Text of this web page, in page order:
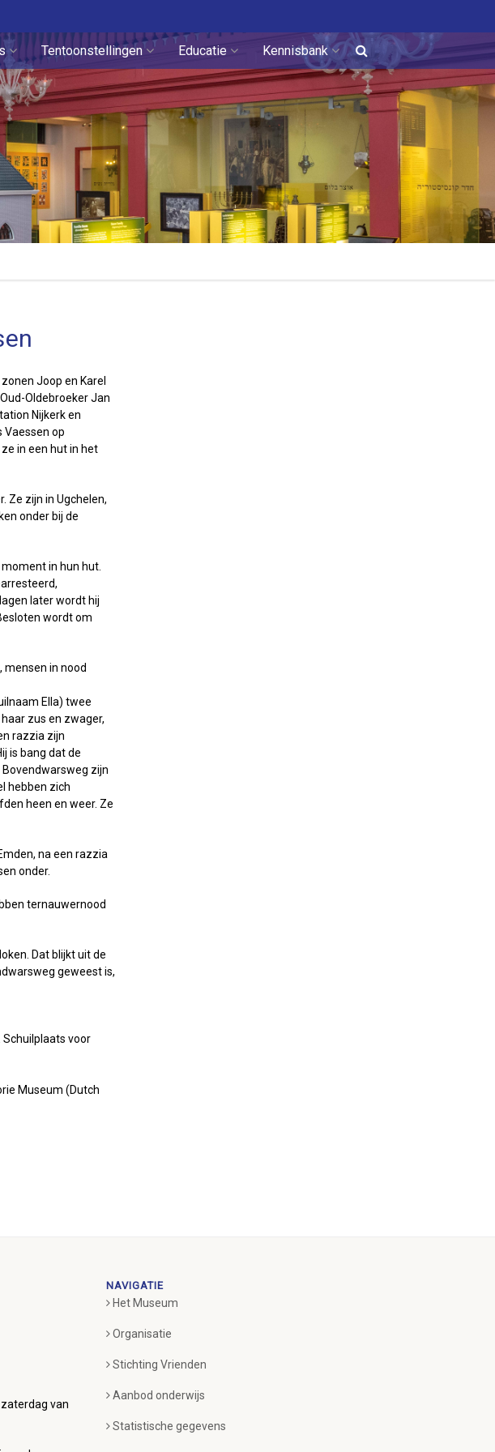
Tentoonstellingen Educatie Kennisbank
Joop en Karel
Oldebroeker Jan
Nijkerk en
Vaessen op
in een hut in het
Ze zijn in Ugchelen,
onder bij de
in hun hut.
later wordt hij
wordt om
mensen in nood
Ella) twee
zus en zwager,
razzia zijn
is bang dat de
Bovendwarsweg zijn
hebben zich
heen en weer. Ze
na een razzia
onder.
ternauwernood
Dat blijkt uit de
geweest is,
Schuilplaats voor
Museum (Dutch
van
NAVIGATIE
Het Museum
Organisatie
Stichting Vrienden
Aanbod onderwijs
Statistische gegevens